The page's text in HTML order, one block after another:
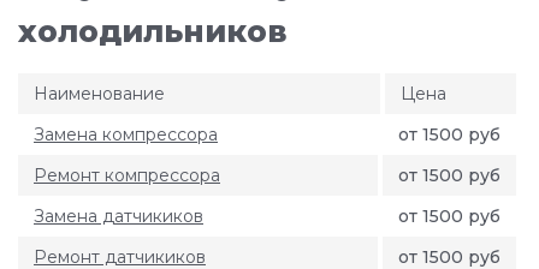
холодильников
Наименование
Цена
Замена компрессора
от 1500 руб
Ремонт компрессора
от 1500 руб
Замена датчикиков
от 1500 руб
Ремонт датчикиков
от 1500 руб